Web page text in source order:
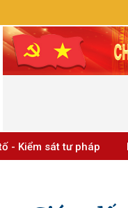
- Kiểm sát tư pháp